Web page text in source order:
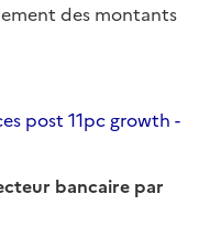
des montants
post 11pc growth -
bancaire par